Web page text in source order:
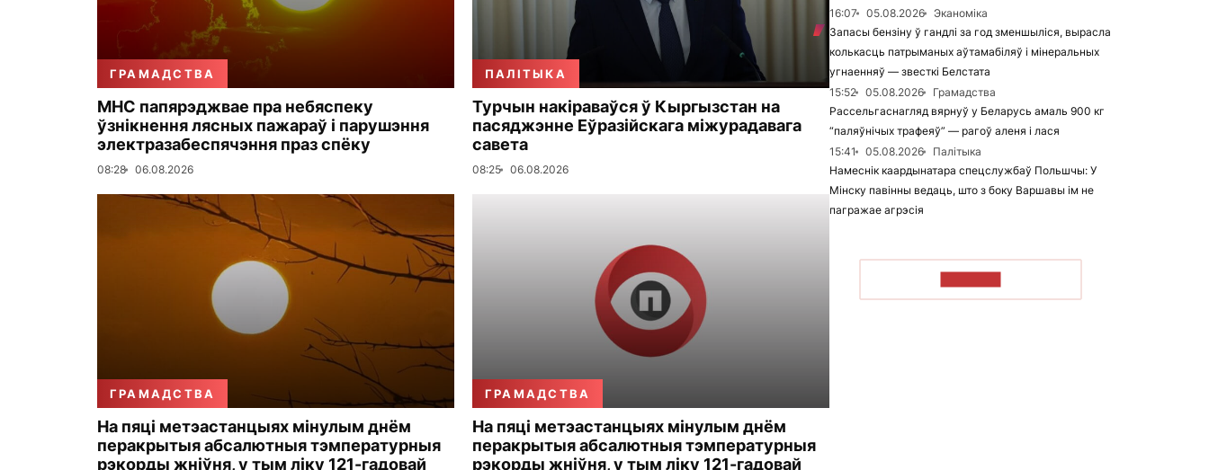
ГРАМАДСТВА
МНС папярэджвае пра небяспеку
ўзнікнення лясных пажараў і парушэння
электразабеспячэння праз спёку
08:28 06.08.2026
ПАЛІТЫКА
Турчын накіраваўся ў Кыргызстан на
пасяджэнне Еўразійскага міжурадавага
савета
08:25 06.08.2026
ГРАМАДСТВА
На пяці метэастанцыях мінулым днём
перакрытыя абсалютныя тэмпературныя
рэкорды жніўня, у тым ліку 121-гадовай
ГРАМАДСТВА
На пяці метэастанцыях мінулым днём
перакрытыя абсалютныя тэмпературныя
рэкорды жніўня, у тым ліку 121-гадовай
16:07
05.08.2026
Эканоміка
Запасы бензіну ў гандлі за год зменшыліся, вырасла
колькасць патрыманых аўтамабіляў і мінеральных
угнаенняў — звесткі Белстата
15:52
05.08.2026
Грамадства
Рассельгаснагляд вярнуў у Беларусь амаль 900 кг
“паляўнічых трафеяў” — рагоў аленя і лася
15:41
05.08.2026
Палітыка
Намеснік каардынатара спецслужбаў Польшчы: У
Мінску павінны ведаць, што з боку Варшавы ім не
пагражае агрэсія